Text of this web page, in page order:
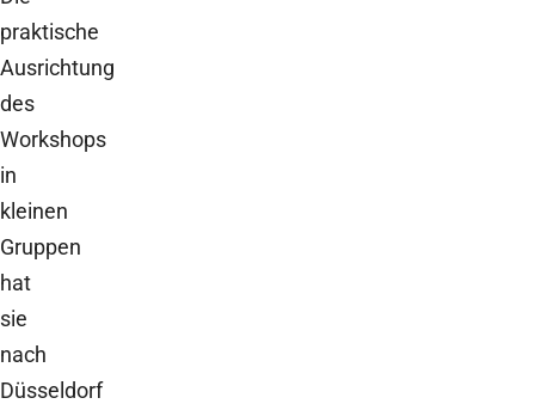
praktische
Ausrichtung
des
Workshops
in
kleinen
Gruppen
hat
sie
nach
Düsseldorf